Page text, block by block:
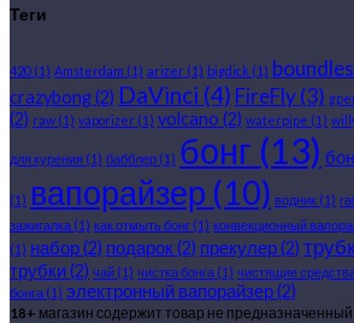
Теги
420 (1) Amsterdam (1) arizer (1) bigdick (1)
crazybong(2) DaVinci (4) FireFly(3)
(2) raw (1) vaporizer (1) volcano (2) waterpipe (1)
для курения (1) бабблер (1) бонг (13)
(1) вапорайзер (10) водник (1)
зажигалка (1) как отмыть бонг (1) конвекционный
(1) набор(2) подарок(2) прекулер(2)
трубки(2) чай (1) чистка бонга (1) чистящие
бонга (1) электронный вапорайзер(2)
18+ магазин содержит товар не